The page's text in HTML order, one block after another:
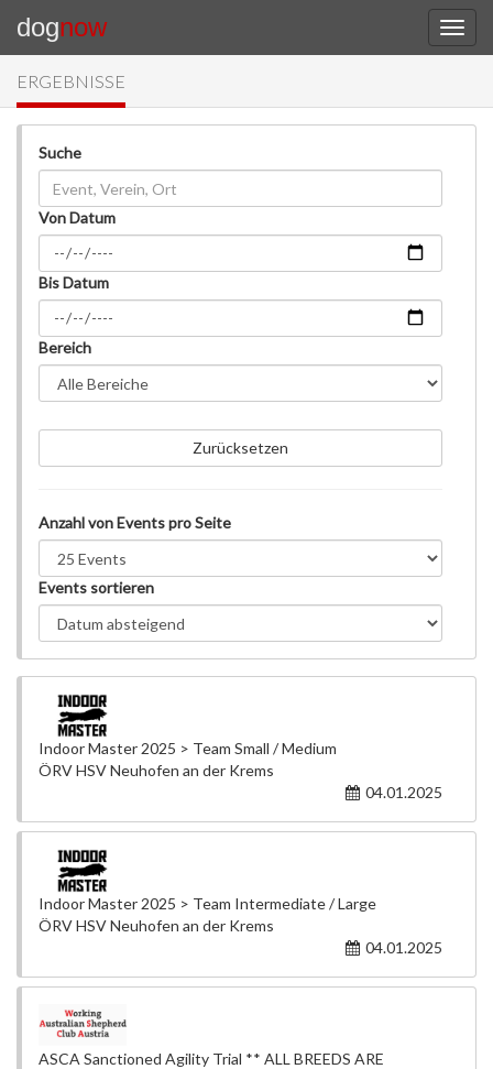
dognow
ERGEBNISSE
Suche
Von Datum
Bis Datum
Bereich
Zurücksetzen
Anzahl von Events pro Seite
Events sortieren
Indoor Master 2025 > Team Small / Medium
ÖRV HSV Neuhofen an der Krems
04.01.2025
Indoor Master 2025 > Team Intermediate / Large
ÖRV HSV Neuhofen an der Krems
04.01.2025
ASCA Sanctioned Agility Trial ** ALL BREEDS ARE